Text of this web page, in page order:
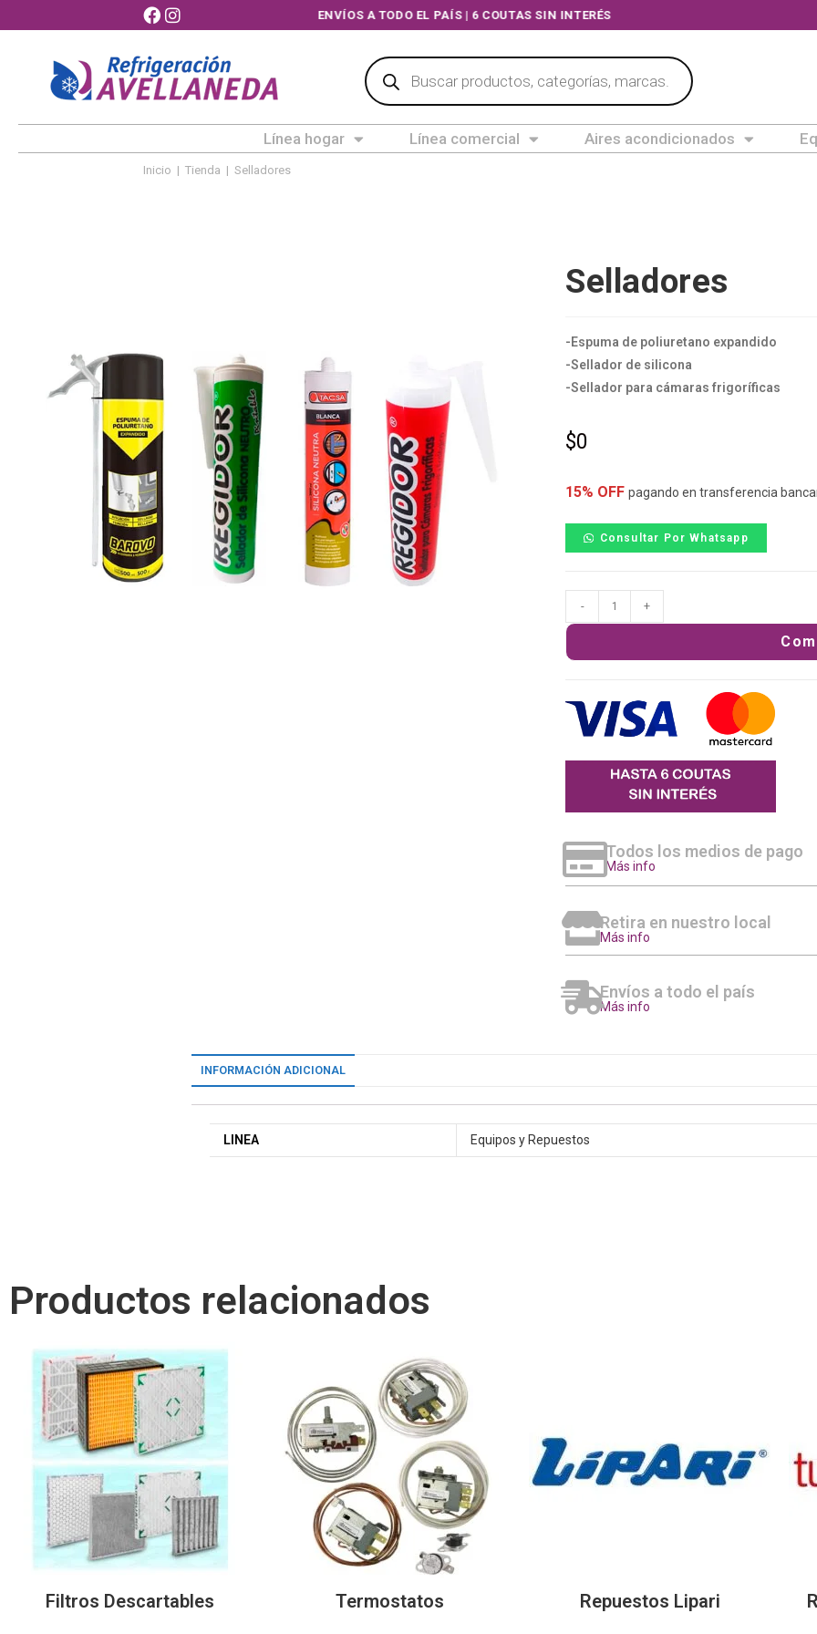
ENVÍOS A TODO EL PAÍS | 6 COUTAS SIN INTERÉS
Línea hogar Línea comercial Aires acondicionados
Inicio | Tienda | Selladores
Selladores
-Espuma de poliuretano expandido
-Sellador de silicona
-Sellador para cámaras frigoríficas
$0
15% OFF pagando en transferencia
Consultar Por Whatsapp
- +
Todos los medios de pago
Más info
Retira en nuestro local
Más info
Envíos a todo el país
Más info
INFORMACIÓN ADICIONAL
LINEA Equipos y Repuestos
Productos relacionados
Filtros Descartables Termostatos Repuestos Lipari